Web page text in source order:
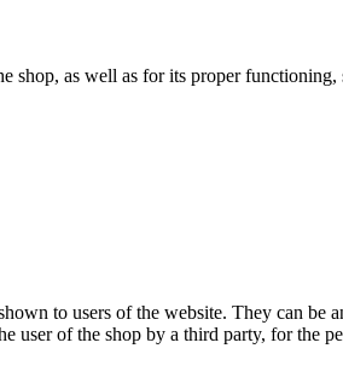
shop, as well as for its proper
to users of the website. They can
user of the shop by a third party, for the